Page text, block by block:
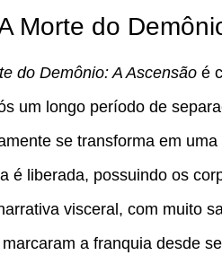
Morte do
do Demônio: A Ascensão é
um longo período de
se transforma em
é liberada, possuindo os
visceral, com muito
a franquia desde